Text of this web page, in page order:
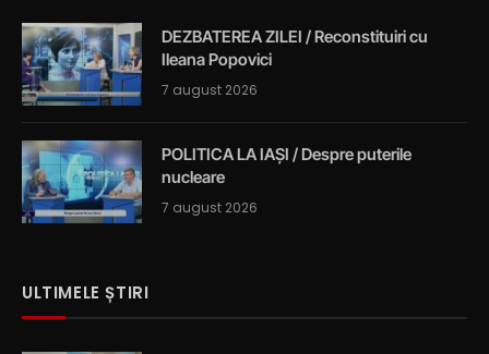
DEZBATEREA ZILEI / Reconstituiri cu
Ileana Popovici
7 august 2026
POLITICA LA IAȘI / Despre puterile
nucleare
7 august 2026
ULTIMELE ȘTIRI